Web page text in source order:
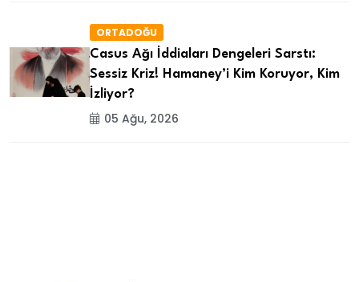
ORTADOĞU
Casus Ağı İddiaları Dengeleri Sarstı:
Sessiz Kriz! Hamaney’i Kim Koruyor, Kim
İzliyor?
05 Ağu, 2026